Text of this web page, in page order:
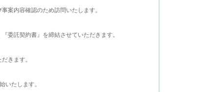
案内容確認のため訪問いたします。
委託契約書』を締結させていただきます。
きます。
いたします。